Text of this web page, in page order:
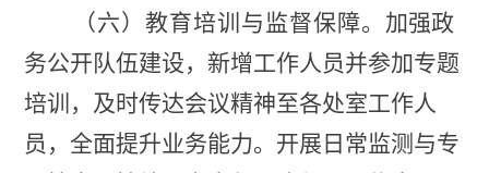
（六）教育培训与监督保障。 加强政
务公开队伍建设，新增工作人员并参加专题
培训，及时传达会议精神至各处室工作人
员，全面提升业务能力。开展日常监测与专